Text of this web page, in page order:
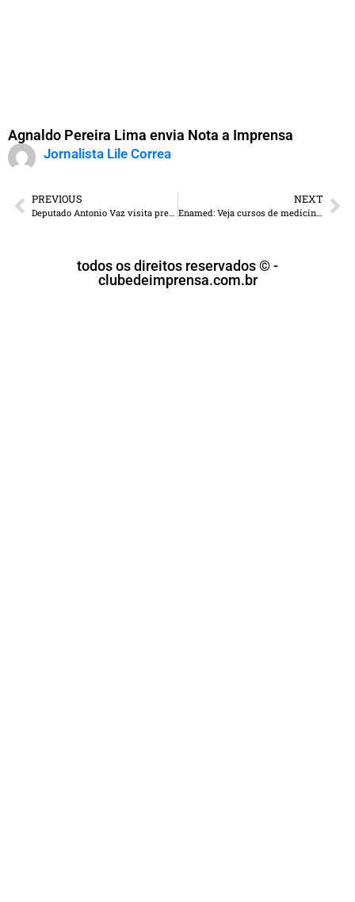
Agnaldo Pereira Lima envia Nota a Imprensa
Jornalista Lile Correa
PREVIOUS
Deputado Antonio Vaz visita presidente da Câmara e reforça apoio com emendas para Ponta Porã
NEXT
Enamed: Veja cursos de medicina que terão sanções por desempenho ruim
todos os direitos reservados © -
clubedeimprensa.com.br